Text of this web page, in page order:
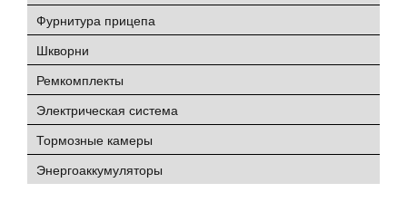
Фурнитура прицепа
Шкворни
Ремкомплекты
Электрическая система
Тормозные камеры
Энергоаккумуляторы